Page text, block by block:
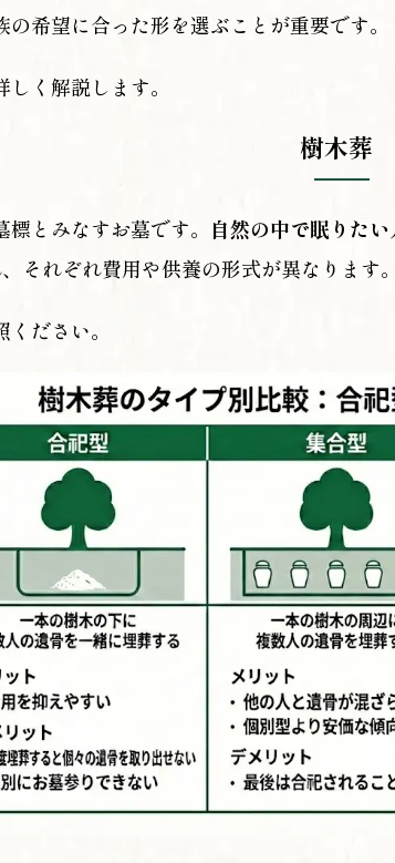
希望に合った形を選ぶことが重要です。
く解説します。
樹木葬
とみなすお墓です。 自然の中で眠りた
それぞれ費用や供養の形式が異なります。
ださい。